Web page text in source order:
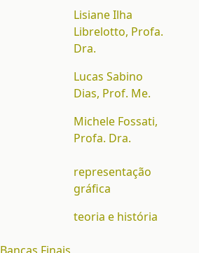
Lisiane Ilha
Librelotto, Profa.
Dra.
Lucas Sabino
Dias, Prof. Me.
Michele Fossati,
Profa. Dra.
representação
gráfica
teoria e história